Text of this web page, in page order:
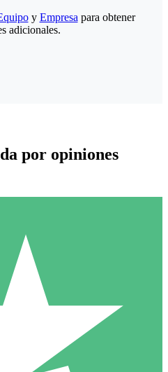
Individuales
de descarga. Sin compromiso
y Empresa para obtener
adicionales.
por opiniones